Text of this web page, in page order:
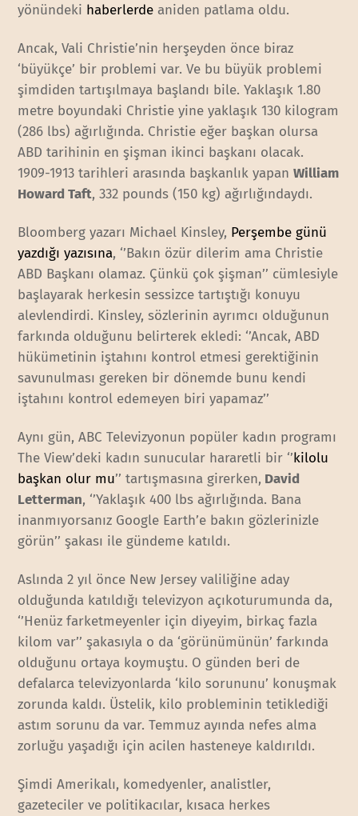
yönündeki haberlerde aniden patlama oldu.
Ancak, Vali Christie’nin herşeyden önce biraz
‘büyükçe’ bir problemi var. Ve bu büyük problemi
şimdiden tartışılmaya başlandı bile. Yaklaşık 1.80
metre boyundaki Christie yine yaklaşık 130 kilogram
(286 lbs) ağırlığında. Christie eğer başkan olursa
ABD tarihinin en şişman ikinci başkanı olacak.
1909-1913 tarihleri arasında başkanlık yapanWilliam
Howard Taft, 332 pounds (150 kg) ağırlığındaydı.
Bloomberg yazarı Michael Kinsley, Perşembe günü
yazdığı yazısına, ‘’Bakın özür dilerim ama Christie
ABD Başkanı olamaz. Çünkü çok şişman’’ cümlesiyle
başlayarak herkesin sessizce tartıştığı konuyu
alevlendirdi. Kinsley, sözlerinin ayrımcı olduğunun
farkında olduğunu belirterek ekledi: ‘’Ancak, ABD
hükümetinin iştahını kontrol etmesi gerektiğinin
savunulması gereken bir dönemde bunu kendi
iştahını kontrol edemeyen biri yapamaz’’
Aynı gün, ABC Televizyonun popüler kadın programı
The View’deki kadın sunucular hararetli bir ‘’kilolu
başkan olur mu’’ tartışmasına girerken, David
Letterman, ‘’Yaklaşık 400 lbs ağırlığında. Bana
inanmıyorsanız Google Earth’e bakın gözlerinizle
görün’’ şakası ile gündeme katıldı.
Aslında 2 yıl önce New Jersey valiliğine aday
olduğunda katıldığı televizyon açıkoturumunda da,
‘’Henüz farketmeyenler için diyeyim, birkaç fazla
kilom var’’ şakasıyla o da ‘görünümünün’ farkında
olduğunu ortaya koymuştu. O günden beri de
defalarca televizyonlarda ‘kilo sorununu’ konuşmak
zorunda kaldı. Üstelik, kilo probleminin tetiklediği
astım sorunu da var. Temmuz ayında nefes alma
zorluğu yaşadığı için acilen hasteneye kaldırıldı.
Şimdi Amerikalı, komedyenler, analistler,
gazeteciler ve politikacılar, kısaca herkes